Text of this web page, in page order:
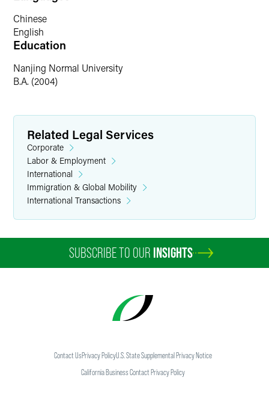
Chinese
English
Education
Nanjing Normal University
B.A. (2004)
Related Legal Services
Corporate
Labor & Employment
International
Immigration & Global Mobility
International Transactions
SUBSCRIBE TO OUR INSIGHTS
Contact UsPrivacy PolicyU.S. State Supplemental Privacy Notice
California Business Contact Privacy Policy